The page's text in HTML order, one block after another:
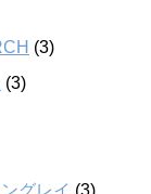
(3)
(3)
グレイ (3)